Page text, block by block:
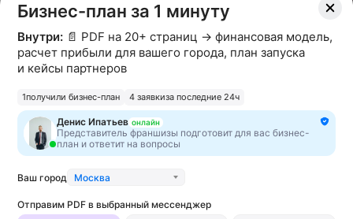
Точка Черного
кофейня самообслуживания
4.9
89 отзывов
Получить бизнес-план
КВАНТ
5.0
11 отзывов
Получить бизнес-план
Бизнес-план за 1 минуту
Внутри: 📄 PDF на 20+ страниц → финансовая модель,
расчет прибыли для вашего города, план запуска
и кейсы партнеров
1получили бизнес-план 4 заявкиза последние 24ч
Денис Ипатьев онлайн
Представитель франшизы подготовит для вас бизнес-
план и ответит на вопросы
Ваш город Москва
Отправим PDF в выбранный мессенджер